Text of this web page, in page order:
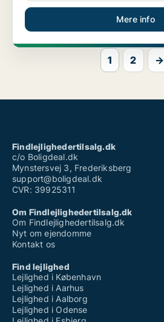
Mere info
1 2 →
Findlejlighedertilsalg.dk
c/o Boligdeal.dk
Mynstersvej 3, Frederiksberg
support@boligdeal.dk
CVR: 39925311
Om Findlejlighedertilsalg.dk
Om Findlejlighedertilsalg.dk
Nyt om ejendomme
Kontakt os
Find lejlighed
Lejlighed i København
Lejlighed i Aarhus
Lejlighed i Aalborg
Lejlighed i Odense